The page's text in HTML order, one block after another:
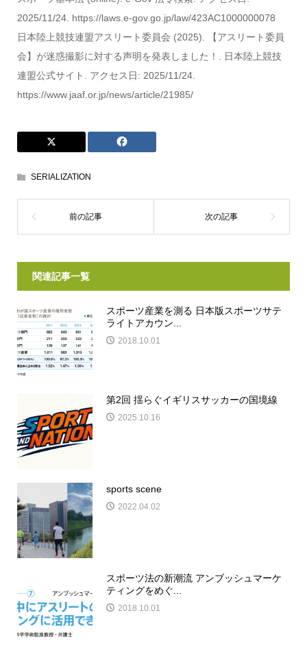
2025/11/24. https://laws.e-gov.go.jp/law/423AC1000000078
日本陸上競技連盟アスリート委員会 (2025). 【アスリート委員
会】が迷惑撮影に対する声明を発表しました！. 日本陸上競技
連盟公式サイト. アクセス日: 2025/11/24.
https://www.jaaf.or.jp/news/article/21985/
SERIALIZATION
関連記事一覧
スポーツ産業を測る 日本版スポーツサテ
ライトアカウン...
2018.10.01
第2回 揺らぐイギリスサッカーの国境線
2025.10.16
sports scene
2022.04.02
スポーツ法の新潮流 アンブッシュマーケ
ティングをめぐ...
2018.10.01